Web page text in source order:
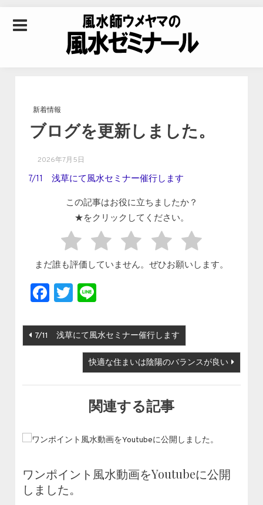
水ゼミナール｜風水
学・四柱推命学・易
学を合わせた立命講
座
新着情報
ブログを更新しました。
2026年7月5日
7/11 浅草にて風水セミナー催行します
この記事はお役に立ちましたか？
★をクリックしてください。
まだ誰も評価していません。ぜひお願いします。
Facebook
Twitter
投稿ナビゲーション
7/11 浅草にて風水セミナー催行します
快適な住まいは陰陽のバランスが良い
関連する記事
ワンポイント風水動画をYoutubeに公開
しました。